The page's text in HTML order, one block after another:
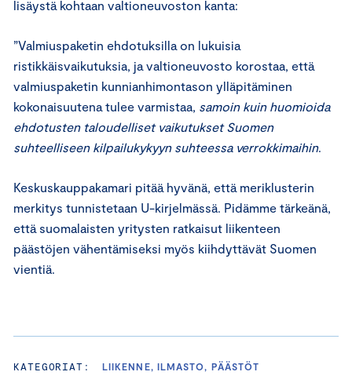
lisäystä kohtaan valtioneuvoston kanta:
”Valmiuspaketin ehdotuksilla on lukuisia
ristikkäisvaikutuksia, ja valtioneuvosto korostaa, että
valmiuspaketin kunnianhimontason ylläpitäminen
kokonaisuutena tulee varmistaa, samoin kuin huomioida
ehdotusten taloudelliset vaikutukset Suomen
suhteelliseen kilpailukykyyn suhteessa verrokkimaihin.
Keskuskauppakamari pitää hyvänä, että meriklusterin
merkitys tunnistetaan U-kirjelmässä. Pidämme tärkeänä,
että suomalaisten yritysten ratkaisut liikenteen
päästöjen vähentämiseksi myös kiihdyttävät Suomen
vientiä.
KATEGORIAT: LIIKENNE, ILMASTO, PÄÄSTÖT